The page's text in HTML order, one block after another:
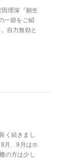
理深『願生
一節をご紹
自力無効と
く続きまし
月、9月はホ
の方は少し